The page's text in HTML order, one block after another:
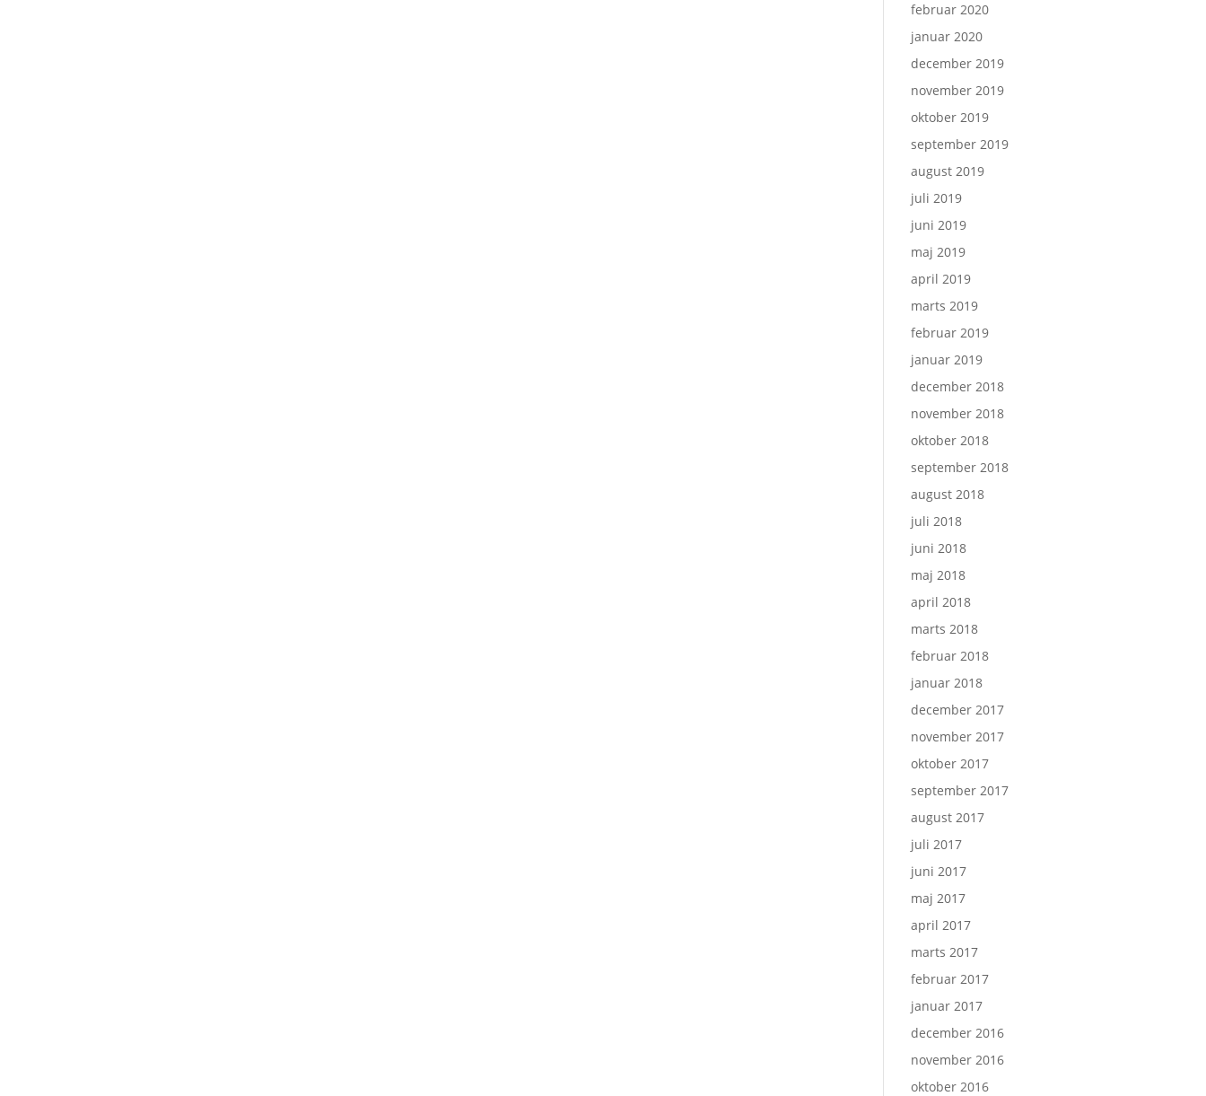
februar 2020
januar 2020
december 2019
november 2019
oktober 2019
september 2019
august 2019
juli 2019
juni 2019
maj 2019
april 2019
marts 2019
februar 2019
januar 2019
december 2018
november 2018
oktober 2018
september 2018
august 2018
juli 2018
juni 2018
maj 2018
april 2018
marts 2018
februar 2018
januar 2018
december 2017
november 2017
oktober 2017
september 2017
august 2017
juli 2017
juni 2017
maj 2017
april 2017
marts 2017
februar 2017
januar 2017
december 2016
november 2016
oktober 2016